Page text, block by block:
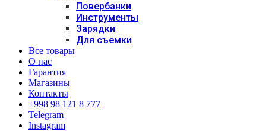
Повербанки
Инструменты
Зарядки
Для съемки
Все товары
О нас
Гарантия
Магазины
Контакты
+998 98 121 8 777
Telegram
Instagram